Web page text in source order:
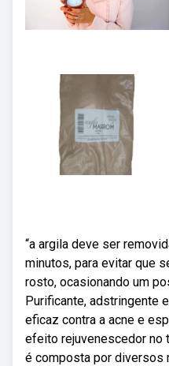
“a argila deve ser
minutos, para evitar que
rosto, ocasionando um
Purificante, adstringente
eficaz contra a acne e
efeito rejuvenescedor no
é composta por diversos